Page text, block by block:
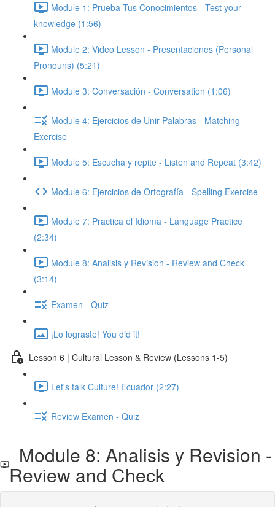
Module 1: Prueba Tus Conocimientos - Test your
knowledge (1:56)
Module 2: Video Lesson - Presentaciones (Personal
Pronouns) (5:21)
Module 3: Conversación - Conversation (1:06)
Module 4: Ejercicios de Unir Palabras - Matching
Exercise
Module 5: Escucha y repite - Listen and Repeat (3:42)
Module 6: Ejercicios de Ortografía - Spelling Exercise
Module 7: Practica el Idioma - Language Practice
(2:34)
Module 8: Analisis y Revision - Review and Check
(3:14)
Examen - Quiz
¡Lo lograste! You did it!
Lesson 6 | Cultural Lesson & Review (Lessons 1-5)
Let's talk Culture! Ecuador (2:27)
Review Examen - Quiz
Module 8: Analisis y Revision -
Review and Check